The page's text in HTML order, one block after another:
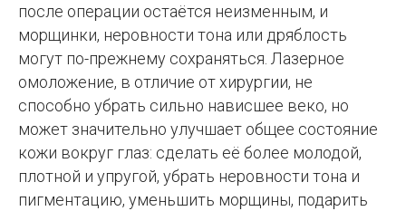
после операции остаётся неизменным, и
морщинки, неровности тона или дряблость
могут по-прежнему сохраняться. Лазерное
омоложение, в отличие от хирургии, не
способно убрать сильно нависшее веко, но
может значительно улучшает общее состояние
кожи вокруг глаз: сделать её более молодой,
плотной и упругой, убрать неровности тона и
пигментацию, уменьшить морщины, подарить